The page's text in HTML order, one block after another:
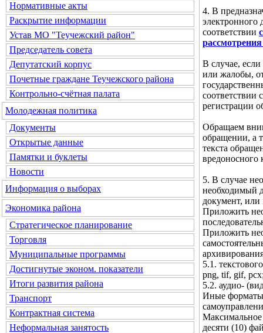
Нормативные акты
Раскрытие информации
Устав МО "Теучежский район"
Председатель совета
Депутатский корпус
Почетные граждане Теучежского района
Контрольно-счётная палата
Молодежная политика
Документы
Открытые данные
Памятки и буклеты
Новости
Информация о выборах
Экономика района
Стратегическое планирование
Торговля
Муниципальные программы
Достигнутые эконом. показатели
Итоги развития района
Транспорт
Контрактная система
Неформальная занятость
4. В
электронного
соответствии
В случае,
или жалобы,
соответствии
регистрации
Обращаем
обращении, а
текста
вредоносного
5. В случае
необходимый
документ,
Приложить
Приложить
5.1.
png, tif, gif,
5.2. аудио-
Иные форматы
десяти (10)